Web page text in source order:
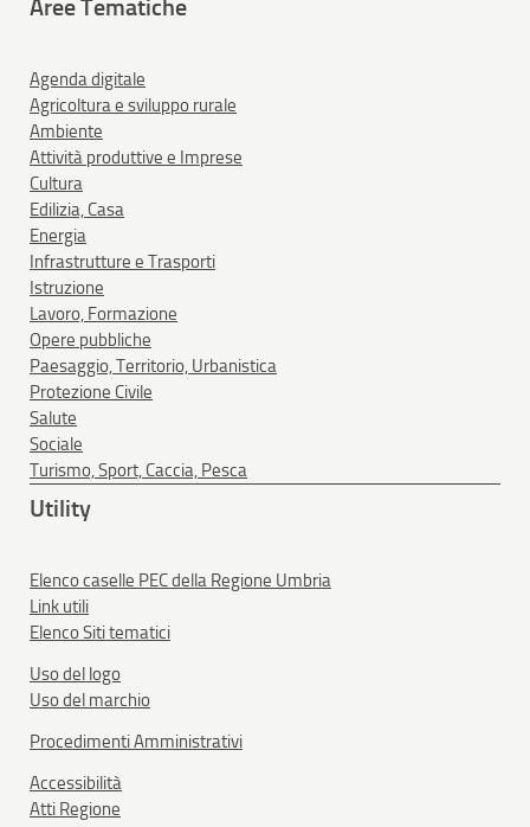
Aree Tematiche
Agenda digitale
Agricoltura e sviluppo rurale
Ambiente
Attività produttive e Imprese
Cultura
Edilizia, Casa
Energia
Infrastrutture e Trasporti
Istruzione
Lavoro, Formazione
Opere pubbliche
Paesaggio, Territorio, Urbanistica
Protezione Civile
Salute
Sociale
Turismo, Sport, Caccia, Pesca
Utility
Elenco caselle PEC della Regione Umbria
Link utili
Elenco Siti tematici
Uso del logo
Uso del marchio
Procedimenti Amministrativi
Accessibilità
Atti Regione